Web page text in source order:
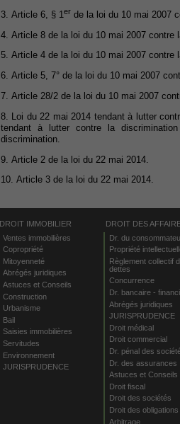
3. Article 6, § 1 er de la loi du 10 mai 2007
4. Article 8 de la loi du 10 mai 2007 contre
5. Article 4 de la loi du 10 mai 2007
6. Article 5, 7° de la loi du 10 mai 2007
7. Article 28/2 de la loi du 10 mai 2007
8. Loi du 22 mai 2014 tendant à lutter
tendant à lutter contre la
discrimination.
9. Article 2 de la loi du 22 mai 2014.
10. Article 3 de la loi du 22 mai 2014.
DROIT IMMOBILIER
Ventes immobilières
Copropriété
Mitoyenneté
Abrégés juridiques
Astuces et Conseils
Construction
Urbanisme
Bail
Saisies immobilières
Servitudes
Environnement
JURISPRUDENCE
DROIT DES
Dr. du
Propriété
Règlement collectif
dettes
Concurrence
Dr. bancaire -
Abrégés juridiques
JURISPRUDENCE
Droit médical
Droit commercial
Dr. pénal des
Dr. des assurances
Astuces et Conseils
Droit fiscal
Droit des sociétés
Droit des obligations
Arbitrage